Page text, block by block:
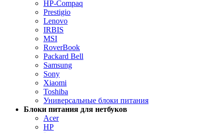
HP-Compaq
Prestigio
Lenovo
IRBIS
MSI
RoverBook
Packard Bell
Samsung
Sony
Xiaomi
Toshiba
Универсальные блоки питания
Блоки питания для нетбуков
Acer
HP